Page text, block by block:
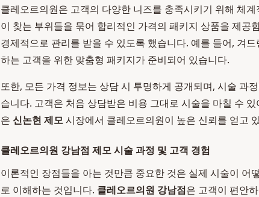
클레오르의원은 고객의 다양한 니즈를 충족시키기 위해 체
이 찾는 부위들을 묶어 합리적인 가격의 패키지 상품을 제공
경제적으로 관리를 받을 수 있도록 했습니다. 예를 들어, 겨
하는 고객을 위한 맞춤형 패키지가 준비되어 있습니다.
또한, 모든 가격 정보는 상담 시 투명하게 공개되며, 시술 과
습니다. 고객은 처음 상담받은 비용 그대로 시술을 마칠 수
은 신논현 제모시장에서 클레오르의원이 높은 신뢰를 얻고
클레오르의원 강남점 제모 시술 과정 및 고객 경험
이론적인 장점들을 아는 것만큼 중요한 것은 실제 시술이 어
로 이해하는 것입니다. 클레오르의원 강남점은 고객이 편안